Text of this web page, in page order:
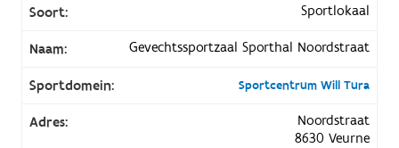
Soort: Sportlokaal
Naam: Gevechtssportzaal Sporthal Noordstraat
Sportdomein: Sportcentrum Will Tura
Adres:
Noordstraat
8630 Veurne